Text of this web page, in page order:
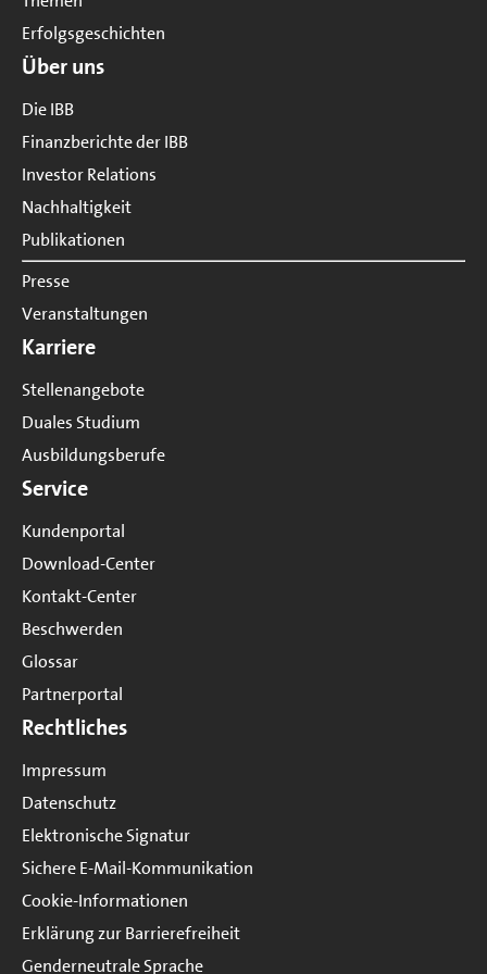
Erfolgsgeschichten
Über uns
Die IBB
Finanzberichte der IBB
Investor Relations
Nachhaltigkeit
Publikationen
Presse
Veranstaltungen
Karriere
Stellenangebote
Duales Studium
Ausbildungsberufe
Service
Kundenportal
Download-Center
Kontakt-Center
Beschwerden
Glossar
Partnerportal
Rechtliches
Impressum
Datenschutz
Elektronische Signatur
Sichere E-Mail-Kommunikation
Cookie-Informationen
Erklärung zur Barrierefreiheit
Genderneutrale Sprache